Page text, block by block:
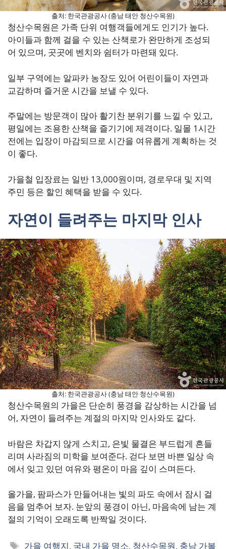
출처: 한국관광공사 (충남 태안 청산수목원)
청산수목원은 가족 단위 여행객들에게도 인기가 높다.
아이들과 함께 걸을 수 있는 산책로가 완만하게 조성되
어 있으며, 곳곳에 벤치와 쉼터가 마련돼 있다.
일부 구역에는 알파카 농장도 있어 어린이들이 자연과
교감하며 즐거운 시간을 보낼 수 있다.
주말에는 방문객이 많아 활기찬 분위기를 느낄 수 있고,
평일에는 조용한 산책을 즐기기에 제격이다. 일몰 1시간
전에는 입장이 마감되므로 시간을 여유롭게 계획하는 것
이 좋다.
가을철 입장료는 일반 13,000원이며, 경로우대 및 지역
주민 등은 할인 혜택을 받을 수 있다.
자연이 들려주는 마지막 인사
출처: 한국관광공사 (충남 태안 청산수목원)
청산수목원의 가을은 단순히 풍경을 감상하는 시간을 넘
어, 자연이 들려주는 계절의 마지막 인사와도 같다.
바람은 차갑지 않게 스치고, 은빛 물결은 부드럽게 흔들
리며 사라짐의 미학을 보여준다. 걷다 보면 바쁜 일상 속
에서 잊고 있던 여유와 평온이 마음 깊이 스며든다.
올가을, 팜파스가 만들어내는 빛의 파도 속에서 잠시 걸
음을 멈추어 보자. 눈앞의 풍경이 아닌, 마음속에 남는 계
절의 기억이 오래도록 반짝일 것이다.
태
가을 여행지, 국내 가을 명소, 청산수목원, 충남 가볼